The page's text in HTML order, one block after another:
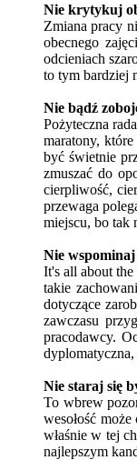
Nie krytykuj
Zmiana pracy
obecnego
odcieniach
to tym bardziej
Nie bądź
Pożyteczna
maratony,
być świetnie
zmuszać do
cierpliwość,
przewaga
miejscu, bo tak
Nie
It's all about
takie
dotyczące
zawczasu
pracodawcy.
dyplomatyczna,
Nie staraj się
To wbrew
wesołość
właśnie w tej
najlepszym